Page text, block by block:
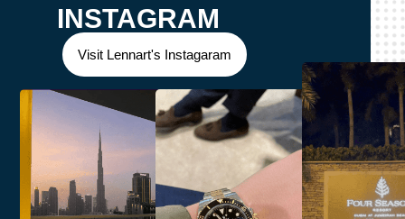
INSTAGRAM
Visit Lennart's Instagaram